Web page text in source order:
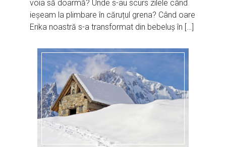
voia să doarmă? Unde s-au scurs zilele când
ieșeam la plimbare în căruțul grena? Când oare
Erika noastră s-a transformat din bebeluș în […]